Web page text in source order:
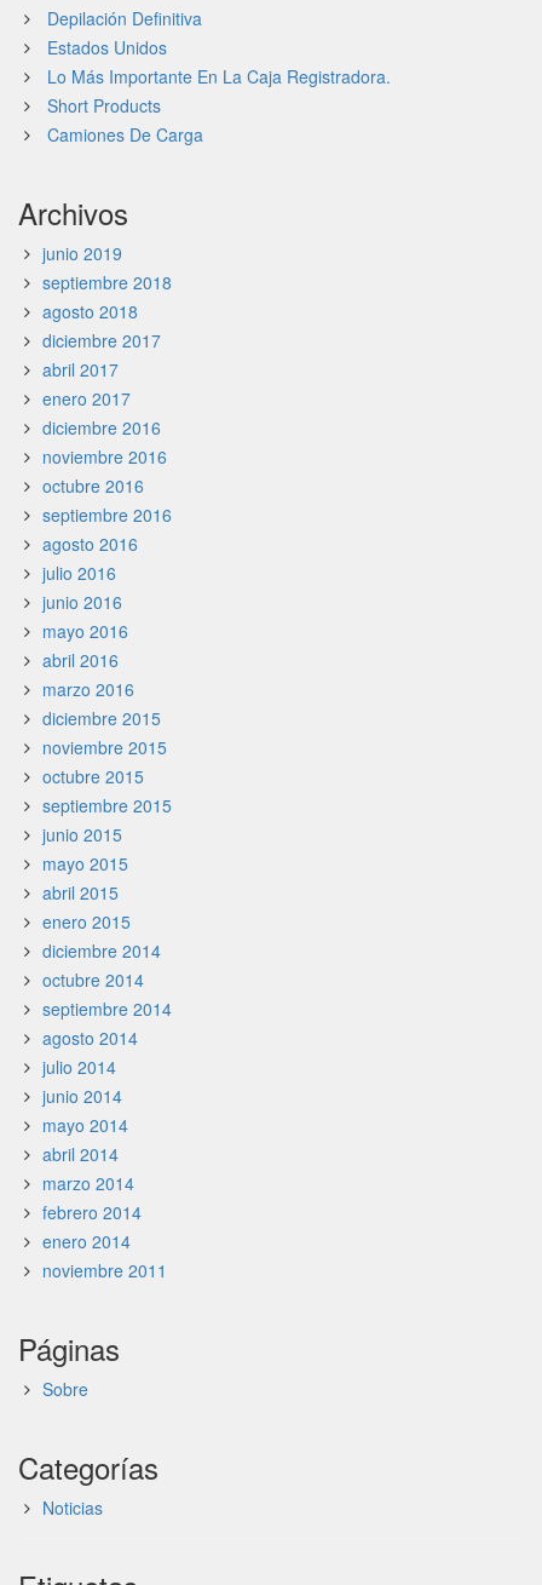
Depilación Definitiva
Estados Unidos
Lo Más Importante En La Caja Registradora.
Short Products
Camiones De Carga
Archivos
junio 2019
septiembre 2018
agosto 2018
diciembre 2017
abril 2017
enero 2017
diciembre 2016
noviembre 2016
octubre 2016
septiembre 2016
agosto 2016
julio 2016
junio 2016
mayo 2016
abril 2016
marzo 2016
diciembre 2015
noviembre 2015
octubre 2015
septiembre 2015
junio 2015
mayo 2015
abril 2015
enero 2015
diciembre 2014
octubre 2014
septiembre 2014
agosto 2014
julio 2014
junio 2014
mayo 2014
abril 2014
marzo 2014
febrero 2014
enero 2014
noviembre 2011
Páginas
Sobre
Categorías
Noticias